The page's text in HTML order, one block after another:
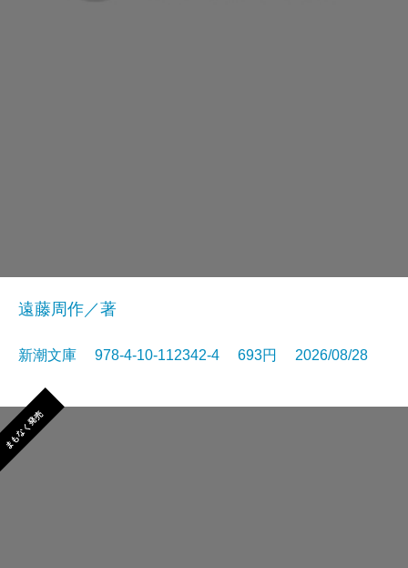
遠藤周作／著
新潮文庫 978-4-10-112342-4 693円 2026/08/28
まもなく発売